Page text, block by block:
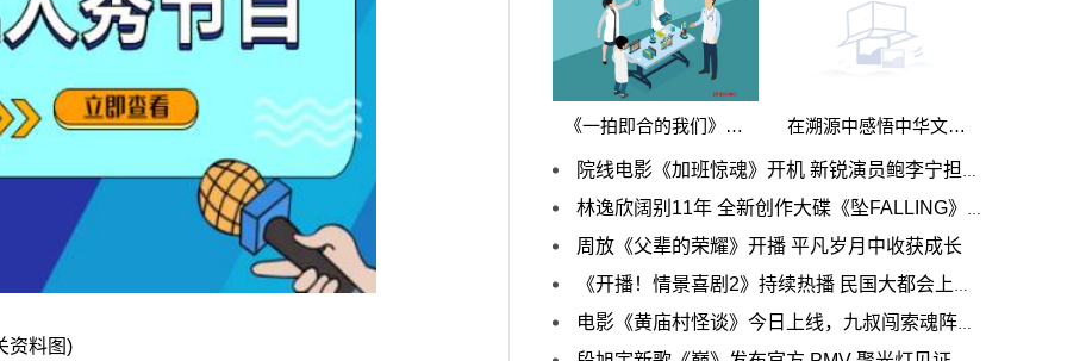
资料图)
《一拍即合的我们》全员演绎经典影视剧 挑战续写意难平 在溯源中感悟中华文明 《博物馆之城（第二季）》中华文明探源季创作研讨会在京举行
院线电影《加班惊魂》开机 新锐演员鲍李宁担男一引期待
林逸欣阔别11年 全新创作大碟《坠FALLING》 变发出辑
周放《父辈的荣耀》开播 平凡岁月中收获成长
《开播！情景喜剧2》持续热播 民国大都会上演温暖救赎
电影《黄庙村怪谈》今日上线，九叔闯索魂阵大战双面僵尸